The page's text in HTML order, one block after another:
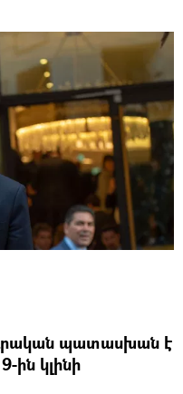
դրական պատասխան է
ին կլինի